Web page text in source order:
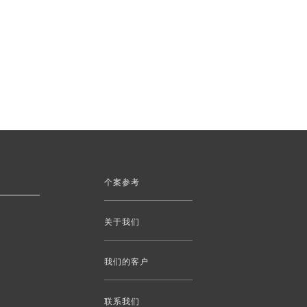
个案参考
关于我们
我们的客户
联系我们